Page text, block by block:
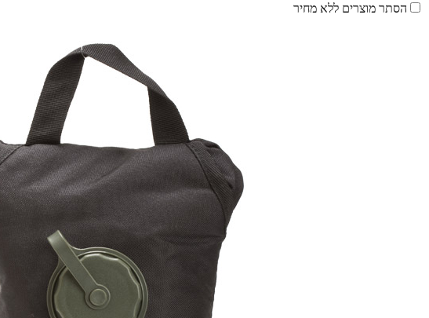
הסתר מוצרים ללא מחיר